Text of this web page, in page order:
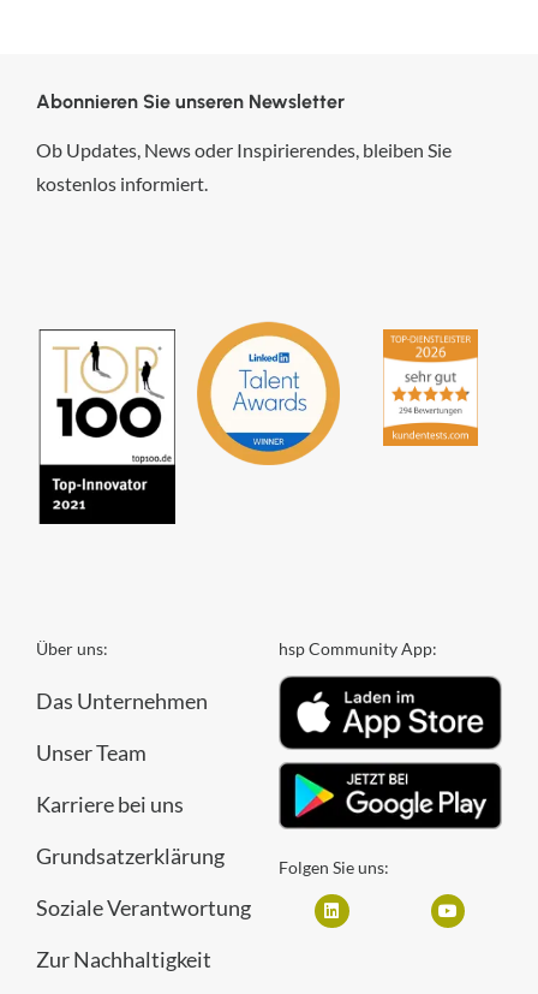
Abonnieren Sie unseren Newsletter
Ob Updates, News oder Inspirierendes, bleiben Sie
kostenlos informiert.
Über uns:
Das Unternehmen
Unser Team
Karriere bei uns
Grundsatzerklärung
Soziale Verantwortung
Zur Nachhaltigkeit
hsp Community App:
Folgen Sie uns: